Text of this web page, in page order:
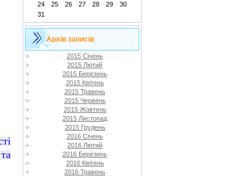
24
25 26 27 28 29
30
31
Архів записів
2015 Січень
2015 Лютий
2015 Березень
2015 Квітень
2015 Травень
2015 Червень
2015 Жовтень
2015 Листопад
2015 Грудень
2016 Січень
2016 Лютий
2016 Березень
2016 Квітень
2016 Травень